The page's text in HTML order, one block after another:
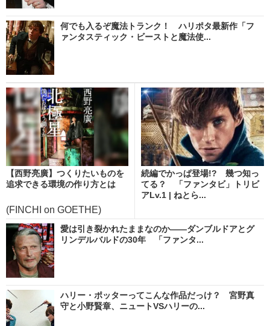
何でも入るぞ魔法トランク！ ハリポタ最新作「フ
ァンタスティック・ビーストと魔法使...
【西野亮廣】つくりたいものを
追求できる環境の作り方とは
(FINCHI on GOETHE)
続編でかっぱ登場!? 幾つ知っ
てる？ 「ファンタビ」トリビ
アLv.1 | ねとら...
愛は引き裂かれたままなのか――ダンブルドアとグ
リンデルバルドの30年 「ファンタ...
ハリー・ポッターってこんな作品だっけ？ 宮野真
守と小野賢章、ニュートVSハリーの...